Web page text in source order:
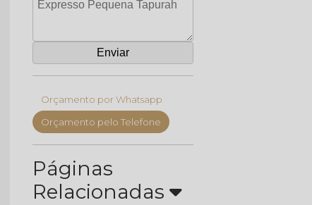
Orçamento por Whatsapp
Orçamento pelo Telefone
Páginas
Relacionadas